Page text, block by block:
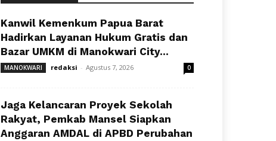
Kanwil Kemenkum Papua Barat
Hadirkan Layanan Hukum Gratis dan
Bazar UMKM di Manokwari City...
MANOKWARI redaksi - Agustus 7, 2026 0
Jaga Kelancaran Proyek Sekolah
Rakyat, Pemkab Mansel Siapkan
Anggaran AMDAL di APBD Perubahan